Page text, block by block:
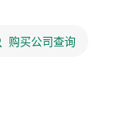
购买公司查询